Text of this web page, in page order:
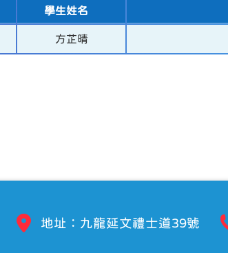
學生姓名
方芷晴
地址：九龍延文禮士道39號